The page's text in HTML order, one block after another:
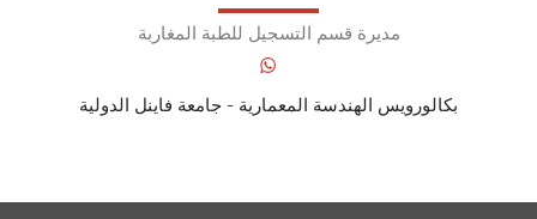
مديرة قسم التسجيل للطبة المغاربة
بكالورويس الهندسة المعمارية - جامعة فاينل الدولية